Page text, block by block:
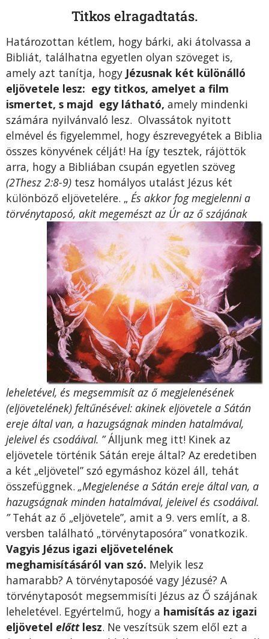
Titkos elragadtatás.
Határozottan kétlem, hogy bárki, aki átolvassa a
Bibliát, találhatna egyetlen olyan szöveget is,
amely azt tanítja, hogy Jézusnak két különálló
eljövetele lesz: egy titkos, amelyet a film
ismertet, s majd egy látható, amely mindenki
számára nyilvánvaló lesz. Olvassátok nyitott
elmével és figyelemmel, hogy észrevegyétek a Biblia
összes könyvének célját! Ha így tesztek, rájöttök
arra, hogy a Bibliában csupán egyetlen szöveg
(2Thesz 2:8-9) tesz homályos utalást Jézus két
különböző eljövetelére. „ És akkor fog megjelenni a
törvénytaposó, akit megemészt az Úr az ő szájának
leheletével, és megsemmisít az ő megjelenésének
(eljövetelének) feltűnésével: akinek eljövetele a Sátán
ereje által van, a hazugságnak minden hatalmával,
jeleivel és csodáival. ”Álljunk meg itt! Kinek az
eljövetele történik Sátán ereje által? Az eredetiben
a két „eljövetel” szó egymáshoz közel áll, tehát
összefüggnek. „Megjelenése a Sátán ereje által van, a
hazugságnak minden hatalmával, jeleivel és csodáival.
”Tehát az ő „eljövetele”, amit a 9. vers említ, a 8.
versben található „törvénytaposóra” vonatkozik.
Vagyis Jézus igazi eljövetelének
meghamisításáról van szó. Melyik lesz
hamarabb? A törvénytaposóé vagy Jézusé? A
törvénytaposót megsemmisíti Jézus az Ő szájának
leheletével. Egyértelmű, hogy a hamisítás az igazi
eljövetel előtt lesz. Ne veszítsük szem elől ezt a